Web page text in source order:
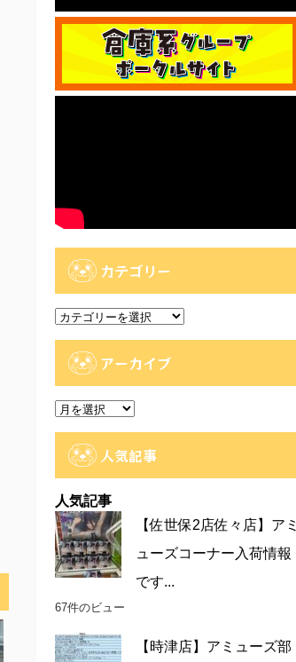
カテゴリー
カ
アーカイブ
ア
人気記事
人気記事
【佐世保2店佐々店】アミ
ューズコーナー入荷情報
です...
67件のビュー
【時津店】アミューズ部